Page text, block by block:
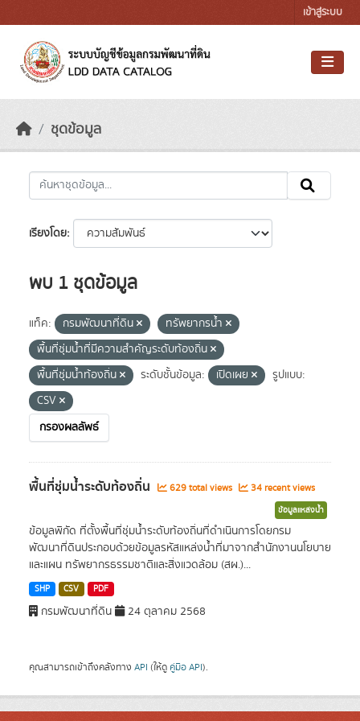
เข้าสู่ระบบ
ชุดข้อมูล
เรียงโดย
พบ 1 ชุดข้อมูล
แท็ค: กรมพัฒนาที่ดิน
ทรัพยากรน้ำ
พื้นที่ชุ่มน้ำที่มีความสําคัญระดับท้องถิ่น
พื้นที่ชุ่มน้ำท้องถิ่น
ระดับชั้นข้อมูล: เปิดเผย
รูปแบบ:
CSV
กรองผลลัพธ์
พื้นที่ชุ่มน้ำระดับท้องถิ่น 629 total views 34 recent views
ข้อมูลแหล่งน้ำ
ข้อมูลพิกัด ที่ตั้งพื้นที่ชุ่มน้ำระดับท้องถิ่นที่ดำเนินการโดยกรม
พัฒนาที่ดินประกอบด้วยข้อมูลรหัสแหล่งน้ำที่มาจากสำนักงานนโยบาย
และแผน ทรัพยากรธรรมชาติและสิ่งแวดล้อม (สผ.)...
SHP CSV PDF
กรมพัฒนาที่ดิน 24 ตุลาคม 2568
คุณสามารถเข้าถึงคลังทาง API (ให้ดู คู่มือ API).